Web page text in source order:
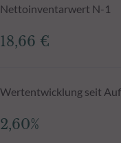
Nettoinventarwert N-1
18,66 €
Wertentwicklung seit
2,60%